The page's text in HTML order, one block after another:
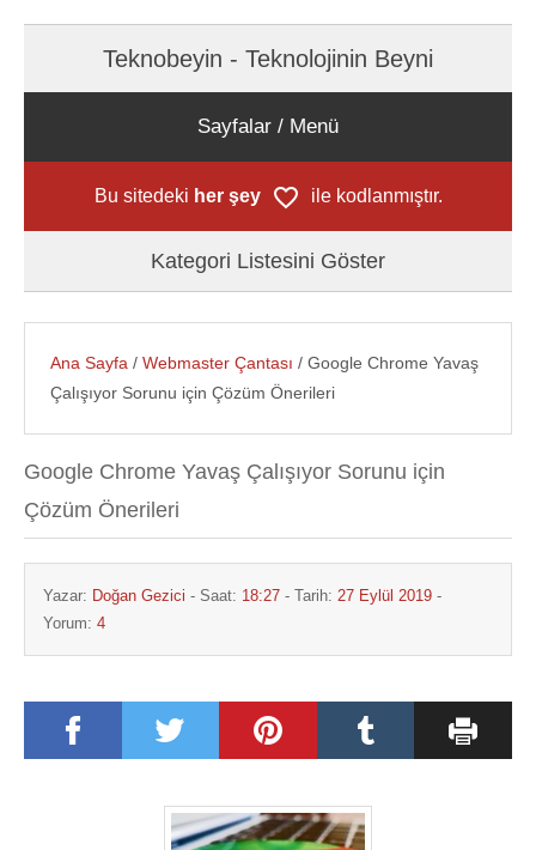
Teknobeyin - Teknolojinin Beyni
Sayfalar / Menü
Bu sitedeki her şey ile kodlanmıştır.
Kategori Listesini Göster
Ana Sayfa /Webmaster Çantası / Google Chrome Yavaş
Çalışıyor Sorunu için Çözüm Önerileri
Google Chrome Yavaş Çalışıyor Sorunu için
Çözüm Önerileri
Yazar: Doğan Gezici - Saat: 18:27 - Tarih: 27 Eylül 2019 -
Yorum: 4